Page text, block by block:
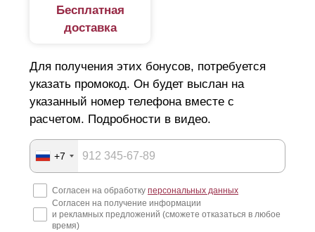
Бесплатная
доставка
Для получения этих бонусов, потребуется
указать промокод. Он будет выслан на
указанный номер телефона вместе с
расчетом. Подробности в видео.
+7
Согласен на обработку персональных данных
Согласен на получение информации
и рекламных предложений (сможете отказаться в любое
время)